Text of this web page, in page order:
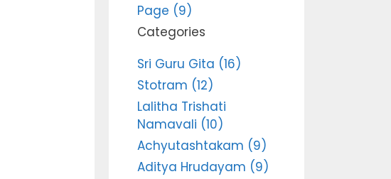
Page (9)
Categories
Sri Guru Gita (16)
Stotram (12)
Lalitha Trishati
Namavali (10)
Achyutashtakam (9)
Aditya Hrudayam (9)